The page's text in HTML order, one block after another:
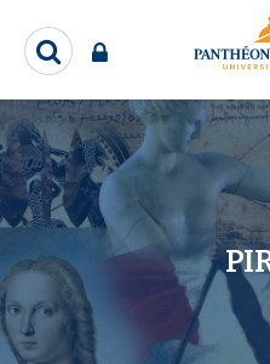
e
r
a
u
c
n
t
e
R
c
e
r
c
h
e
r